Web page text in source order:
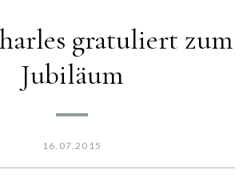
gratuliert zum
Jubiläum
16.07.2015